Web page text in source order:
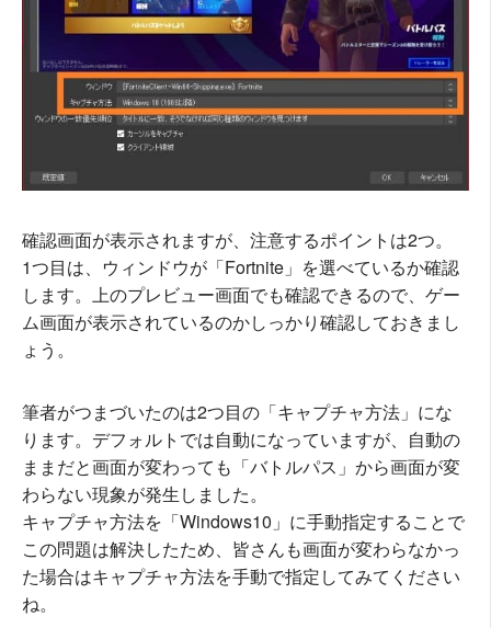
確認画面が表示されますが、注意するポイントは2つ。
1つ目は、ウィンドウが「Fortnite」を選べているか確認
します。上のプレビュー画面でも確認できるので、ゲー
ム画面が表示されているのかしっかり確認しておきまし
ょう。
筆者がつまづいたのは2つ目の「キャプチャ方法」にな
ります。デフォルトでは自動になっていますが、自動の
ままだと画面が変わっても「バトルパス」から画面が変
わらない現象が発生しました。
キャプチャ方法を「Windows10」に手動指定することで
この問題は解決したため、皆さんも画面が変わらなかっ
た場合はキャプチャ方法を手動で指定してみてください
ね。